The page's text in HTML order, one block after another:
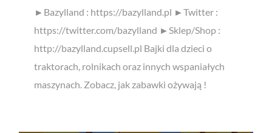
►Bazylland : https://bazylland.pl ►Twitter :
https://twitter.com/bazylland ►Sklep/Shop :
http://bazylland.cupsell.pl Bajki dla dzieci o
traktorach, rolnikach oraz innych wspaniałych
maszynach. Zobacz, jak zabawki ożywają !